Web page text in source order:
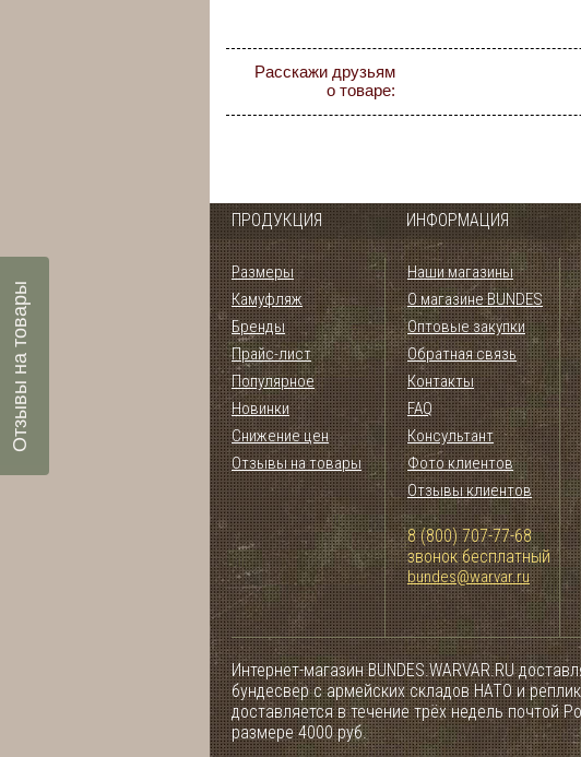
Расскажи друзьям
о товаре:
ПРОДУКЦИЯ ИНФОРМАЦИЯ
Размеры
Камуфляж
Бренды
Прайс-лист
Популярное
Новинки
Снижение цен
Отзывы на товары
Наши магазины
О магазине BUNDES
Оптовые закупки
Обратная связь
Контакты
FAQ
Консультант
Фото клиентов
Отзывы клиентов
8 (800) 707-77-68
звонок бесплатный
bundes@warvar.ru
Интернет-магазин BUNDES.WARVAR.RU
бундесвер с армейских складов НАТО и
доставляется в течение трёх недель почтой
размере 4000 руб.
Отзывы на товары